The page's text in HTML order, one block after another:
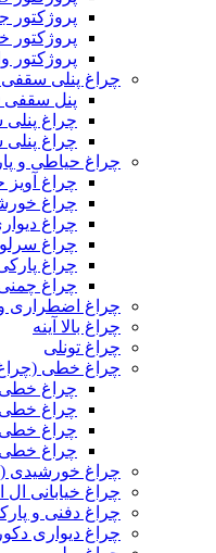
پروژکتور
پروژکتور
پروژکتور
چراغ پنلی سقفی
پنل سقفی 60*60 LED
چراغ پنلی
چراغ
چراغ حیاطی و
چراغ
چراغ
چراغ
چراغ
چراغ
چراغ
چراغ اضطراری
چراغ بالا آینه
چراغ تونلی
چراغ خطی (چراغ
چراغ خطی
چراغ خطی
چراغ خطی
چراغ خطی
چراغ خورشیدی
چراغ خیابانی
چراغ دفنی و
چراغ دیواری